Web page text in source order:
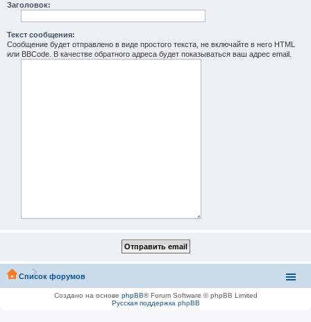
Заголовок:
Текст сообщения:
Сообщение будет отправлено в виде простого текста, не включайте в него HTML
или BBCode. В качестве обратного адреса будет показываться ваш адрес email.
Список форумов
Создано на основе phpBB® Forum Software © phpBB Limited
Русская поддержка phpBB